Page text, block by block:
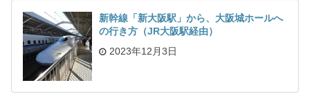
新幹線「新大阪駅」から、大阪城ホールへ
の行き方（JR大阪駅経由）
2023年12月3日